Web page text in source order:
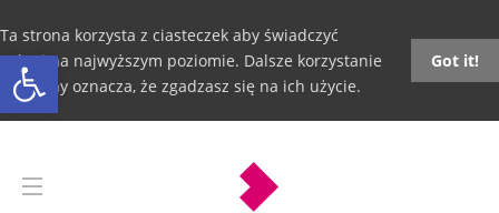
Otwórz pasek narzędzi
Ta strona korzysta z ciasteczek aby świadczyć
usługi na najwyższym poziomie. Dalsze korzystanie
ze strony oznacza, że zgadzasz się na ich użycie.
Got it!